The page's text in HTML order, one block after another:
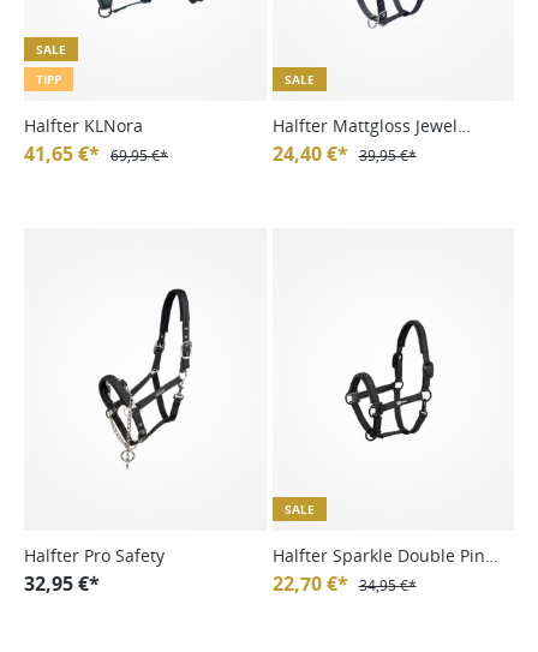
SALE
TIPP
Halfter KLNora
41,65 €* 69,95 €*
SALE
Halfter Mattgloss Jewel
Classic Sports FS25
24,40 €* 39,95 €*
Halfter Pro Safety
32,95 €*
SALE
Halfter Sparkle Double Pin
Dynamic FS24
22,70 €* 34,95 €*